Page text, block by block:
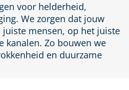
voor helderheid,
We zorgen dat jouw
mensen, op het juiste
kanalen. Zo bouwen we
en duurzame